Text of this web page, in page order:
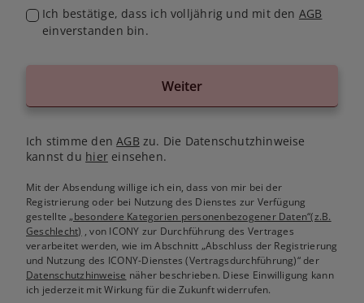
Ich bestätige, dass ich volljährig und mit den AGB
einverstanden bin.
Weiter
Ich stimme denAGB zu. Die Datenschutzhinweise
kannst du hiereinsehen.
Mit der Absendung willige ich ein, dass von mir bei der
Registrierung oder bei Nutzung des Dienstes zur Verfügung
gestellte„besondere Kategorien personenbezogener Daten“(z.B.
Geschlecht) , von ICONY zur Durchführung des Vertrages
verarbeitet werden, wie im Abschnitt „Abschluss der Registrierung
und Nutzung des ICONY-Dienstes (Vertragsdurchführung)“ der
Datenschutzhinweise näher beschrieben. Diese Einwilligung kann
ich jederzeit mit Wirkung für die Zukunft widerrufen.